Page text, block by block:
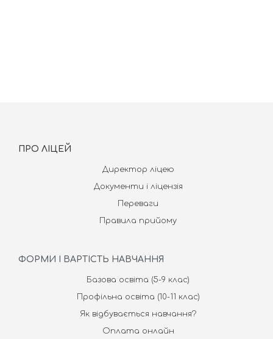
ПРО ЛІЦЕЙ
Директор ліцею
Документи і ліцензія
Переваги
Правила прийому
ФОРМИ І ВАРТІСТЬ НАВЧАННЯ
Базова освіта (5-9 клас)
Профільна освіта (10-11 клас)
Як відбувається навчання?
Оплата онлайн